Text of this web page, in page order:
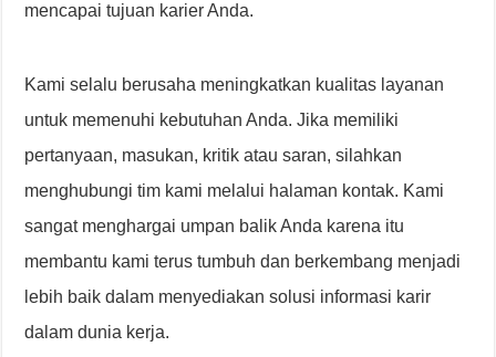
mencapai tujuan karier Anda.
Kami selalu berusaha meningkatkan kualitas layanan
untuk memenuhi kebutuhan Anda. Jika memiliki
pertanyaan, masukan, kritik atau saran, silahkan
menghubungi tim kami melalui halaman kontak. Kami
sangat menghargai umpan balik Anda karena itu
membantu kami terus tumbuh dan berkembang menjadi
lebih baik dalam menyediakan solusi informasi karir
dalam dunia kerja.